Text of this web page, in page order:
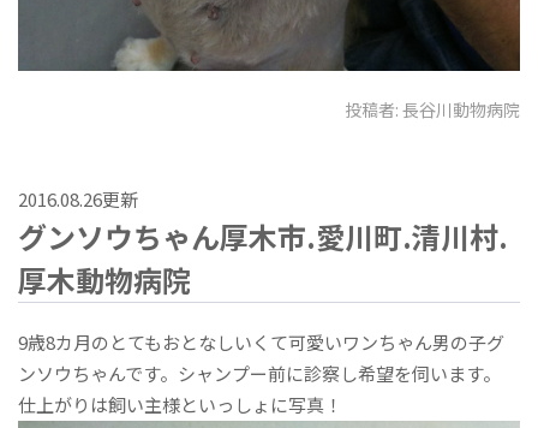
投稿者: 長谷川動物病院
2016.08.26更新
グンソウちゃん厚木市.愛川町.清川村.
厚木動物病院
9歳8カ月のとてもおとなしいくて可愛いワンちゃん男の子グ
ンソウちゃんです。シャンプー前に診察し希望を伺います。
仕上がりは飼い主様といっしょに写真！